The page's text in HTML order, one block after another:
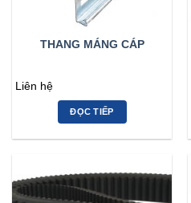
THANG MÁNG CÁP
Liên hệ
ĐỌC TIẾP